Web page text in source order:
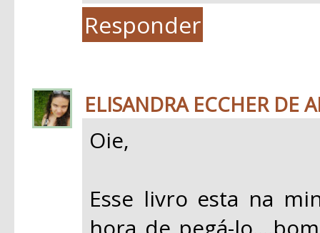
Responder
ELISANDRA ECCHER DE
Oie,
Esse livro esta na